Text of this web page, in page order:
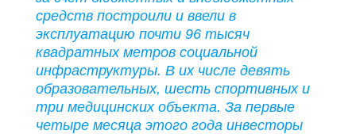
средств построили и ввели в
эксплуатацию почти 96 тысяч
квадратных метров социальной
инфраструктуры. В их числе девять
образовательных, шесть спортивных и
три медицинских объекта. За первые
четыре месяца этого года инвесторы